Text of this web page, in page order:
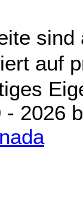
auf
- 2026